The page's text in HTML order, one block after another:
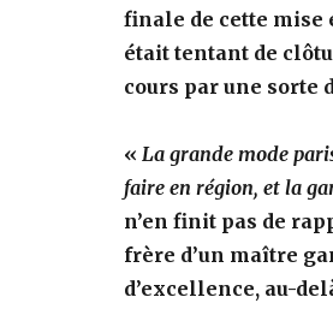
finale de cette mise
était tentant de
cours par une sorte
«La grande mode
faire en région, et la
n’en finit pas de
frère d’un maître
d’excellence, au-